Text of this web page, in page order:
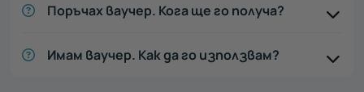
Поръчах ваучер. Кога ще го получа?
Имам ваучер. Как да го използвам?